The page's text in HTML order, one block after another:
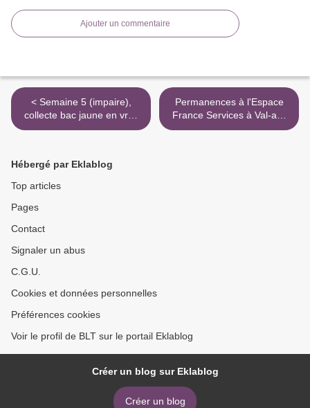
Ajouter un commentaire
< Semaine 5 (impaire),
collecte bac jaune en vrac
sans sac
Permanences à l'Espace
France Services à Val-au-
Perche >
Hébergé par Eklablog
Top articles
Pages
Contact
Signaler un abus
C.G.U.
Cookies et données personnelles
Préférences cookies
Voir le profil de BLT sur le portail Eklablog
Créer un blog sur Eklablog
Créer un blog